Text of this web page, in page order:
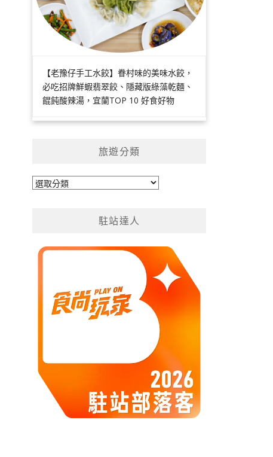
【老豫仔手工水餃】眷村味的美味水餃，
必吃招牌鮮蝦翡翠餃、隱藏版綠藻乾麵、
餛飩酸辣湯，宜蘭TOP 10 好食好物
旅遊分類
旅
駐站達人